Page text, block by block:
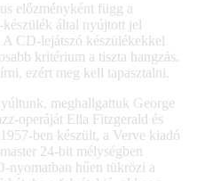
előzményként függ a
készülék által nyújtott jel
CD-lejátszó készülékekkel
kritérium a tiszta hangzás.
ezért meg kell tapasztalni.
meghallgattuk George
operáját Ella Fitzgerald és
ben készült, a Verve kiadó
24-bit mélységben
nyomatban hűen tükrözi a